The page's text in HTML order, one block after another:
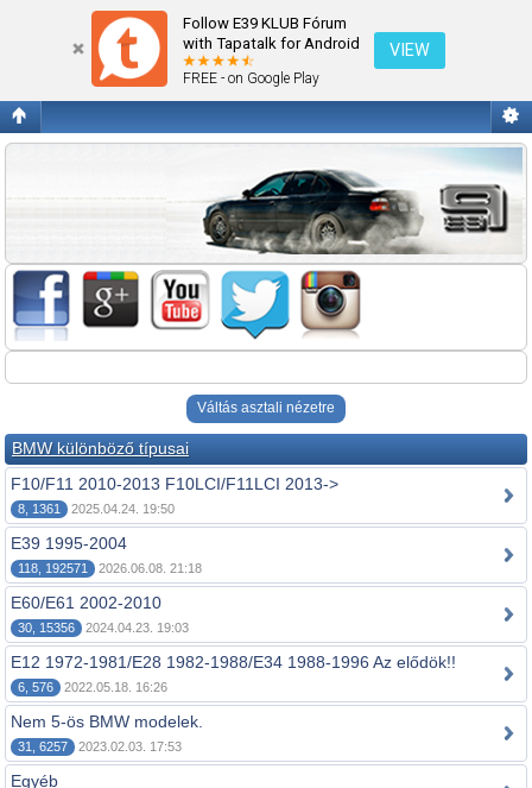
Follow E39 KLUB Fórum
with Tapatalk for Android
FREE - on Google Play
VIEW
Fórum kezdőlap megtekintése
Váltás asztali nézetre
BMW különböző típusai
F10/F11 2010-2013 F10LCI/F11LCI 2013->
8, 1361 2025.04.24. 19:50
E39 1995-2004
118, 192571 2026.06.08. 21:18
E60/E61 2002-2010
30, 15356 2024.04.23. 19:03
E12 1972-1981/E28 1982-1988/E34 1988-1996 Az elődök!!
6, 576 2022.05.18. 16:26
Nem 5-ös BMW modelek.
31, 6257 2023.02.03. 17:53
Egyéb